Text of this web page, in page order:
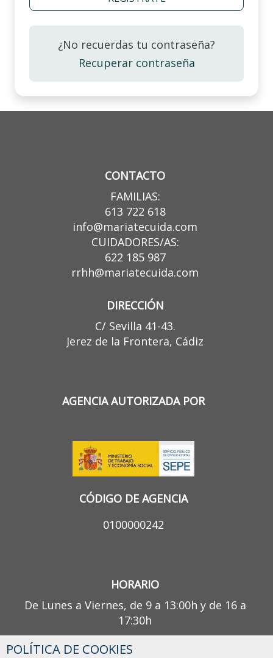
¿No recuerdas tu contraseña?
Recuperar contraseña
CONTACTO
FAMILIAS:
613 722 618
info@mariatecuida.com
CUIDADORES/AS:
622 185 987
rrhh@mariatecuida.com
DIRECCIÓN
C/ Sevilla 41-43.
Jerez de la Frontera, Cádiz
AGENCIA AUTORIZADA POR
CÓDIGO DE AGENCIA
0100000242
HORARIO
De Lunes a Viernes, de 9 a 13:00h y de 16 a
17:30h
¿TIENES ALGUNA DUDA?
POLÍTICA DE COOKIES